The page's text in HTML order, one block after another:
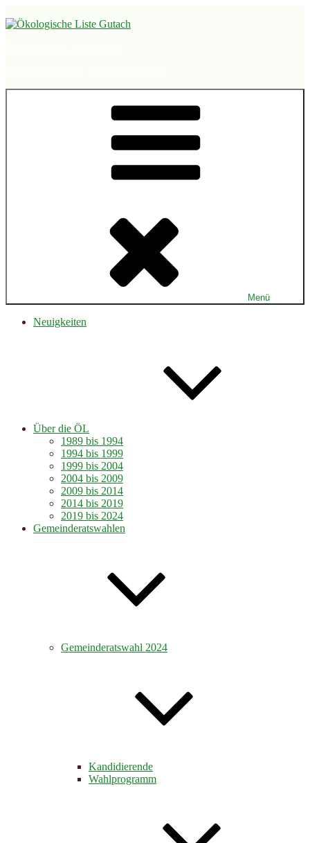
Inhalt
Menü
Neuigkeiten
Über die ÖL
1989 bis 1994
1994 bis 1999
1999 bis 2004
2004 bis 2009
2009 bis 2014
2014 bis 2019
2019 bis 2024
Gemeinderatswahlen
Gemeinderatswahl 2024
Kandidierende
Wahlprogramm